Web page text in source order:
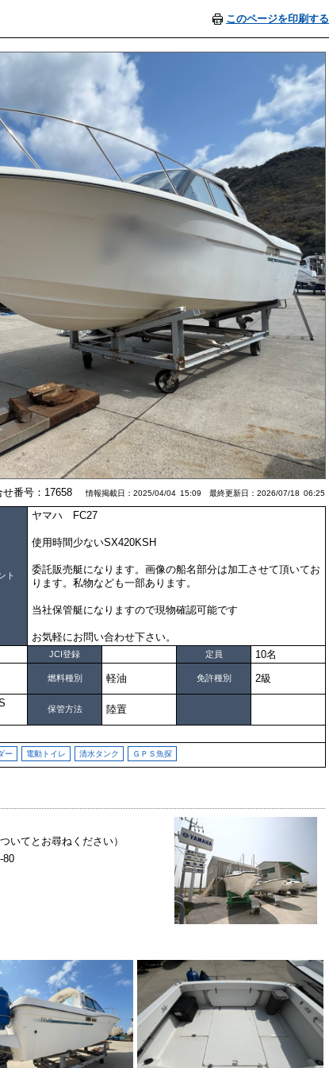
このページを印刷する
せ番号：17658 情報掲載日：2025/04/04 15:09 最終更新日：2026/07/18 06:25
ト
ヤマハ FC27
使用時間少ないSX420KSH
委託販売艇になります。画像の船名部分は加工させて頂いてお
ります。私物なども一部あります。
当社保管艇になりますので現物確認可能です
お気軽にお問い合わせ下さい。
JCI登録 定員 10名
燃料種別 軽油 免許種別 2級
保管方法 陸置
ー 電動トイレ 清水タンク ＧＰＳ魚探
いてとお尋ねください）
80